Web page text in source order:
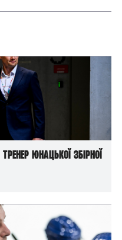
юнацької збірної